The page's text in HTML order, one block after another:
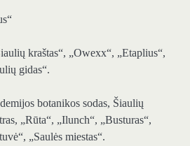
kraštas“, „Owexx“, „Etaplius“,
gidas“.
botanikos sodas, Šiaulių
„Rūta“, „Ilunch“, „Busturas“,
„Saulės miestas“.